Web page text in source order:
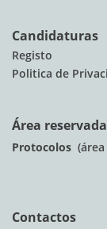
Candidaturas
Registo
Politica de
Área reservada
Protocolos
Contactos